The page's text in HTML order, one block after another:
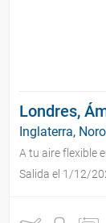
Londres,
Inglaterra,
A tu aire flexible
Salida el 1/12/